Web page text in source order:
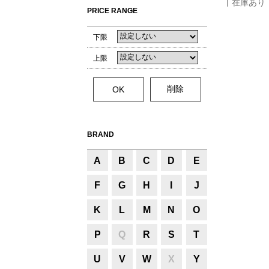
PRICE RANGE
下限
上限
BRAND
A B C D E
F G H J
K L M N O
P Q R S T
U V W X Y
在庫あり